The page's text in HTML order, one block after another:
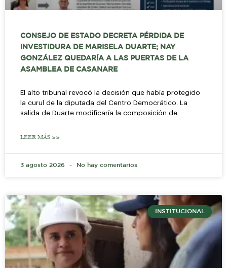
CONSEJO DE ESTADO DECRETA PÉRDIDA DE
INVESTIDURA DE MARISELA DUARTE; NAY
GONZÁLEZ QUEDARÍA A LAS PUERTAS DE LA
ASAMBLEA DE CASANARE
El alto tribunal revocó la decisión que había protegido
la curul de la diputada del Centro Democrático. La
salida de Duarte modificaría la composición de
LEER MÁS >>
3 agosto 2026 No hay comentarios
INSTITUCIONAL